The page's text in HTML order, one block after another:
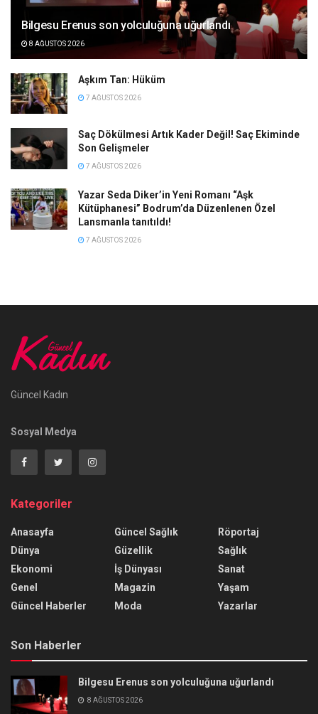
Bilgesu Erenus son yolculuğuna uğurlandı
8 AĞUSTOS 2026
Aşkım Tan: Hüküm
7 AĞUSTOS 2026
Saç Dökülmesi Artık Kader Değil! Saç Ekiminde
Son Gelişmeler
7 AĞUSTOS 2026
Yazar Seda Diker’in Yeni Romanı “Aşk
Kütüphanesi” Bodrum’da Düzenlenen Özel
Lansmanla tanıtıldı!
7 AĞUSTOS 2026
Güncel Kadın
Sosyal Medya
Kategoriler
Anasayfa
Dünya
Ekonomi
Genel
Güncel Haberler
Güncel Sağlık
Güzellik
İş Dünyası
Magazin
Moda
Röportaj
Sağlık
Sanat
Yaşam
Yazarlar
Son Haberler
Bilgesu Erenus son yolculuğuna uğurlandı
8 AĞUSTOS 2026